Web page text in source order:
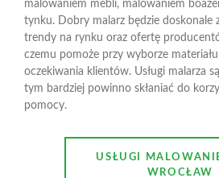
malowaniem mebli, malowaniem
tynku. Dobry malarz będzie doskonale
trendy na rynku oraz ofertę
czemu pomoże przy wyborze
oczekiwania klientów. Usługi malarza
tym bardziej powinno skłaniać do
pomocy.
USŁUGI
WROCŁAW